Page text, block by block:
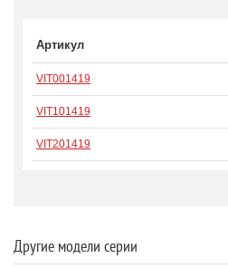
Артикул
VIT001419
VIT101419
VIT201419
Другие модели серии